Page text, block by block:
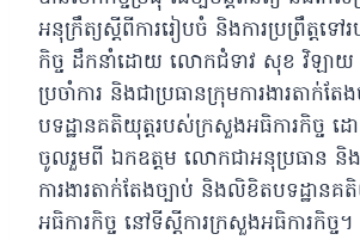
អនុក្រឹត្យស្តីពីការរៀបចំ និងការប្រព្រឹត្តទ
កិច្ច ដឹកនាំដោយ លោកជំទាវ សុខ វិឡាយ
ប្រចាំការ និងជាប្រធានក្រុមការងារតាក់ត
បទដ្ឋានគតិយុត្តរបស់ក្រសួងអធិការកិច្ច ដ
ចូលរួមពី ឯកឧត្តម លោកជាអនុប្រធាន និ
ការងារតាក់តែងច្បាប់ និងលិខិតបទដ្ឋាន
អធិការកិច្ច នៅទីស្តីការក្រសួងអធិការកិច្ច។